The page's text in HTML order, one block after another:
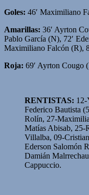
Goles: 46′ Maximiliano
Amarillas: 36′ Ayrton
Pablo García (N), 72′
Maximiliano Falcón (R),
Roja: 69′ Ayrton Cougo
RENTISTAS: 12-
Federico Bautista
Rolín, 27-
Matías Abisab, 25-
Villalba, 09-
Ederson Salomón
Damián
Cappuccio.